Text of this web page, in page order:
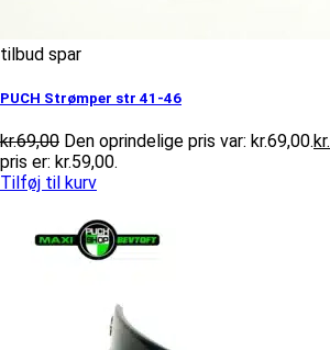
tilbud spar
PUCH Strømper str 41-46
kr.69,00 Den oprindelige pris var: kr.69,00.kr.
pris er: kr.59,00.
Tilføj til kurv